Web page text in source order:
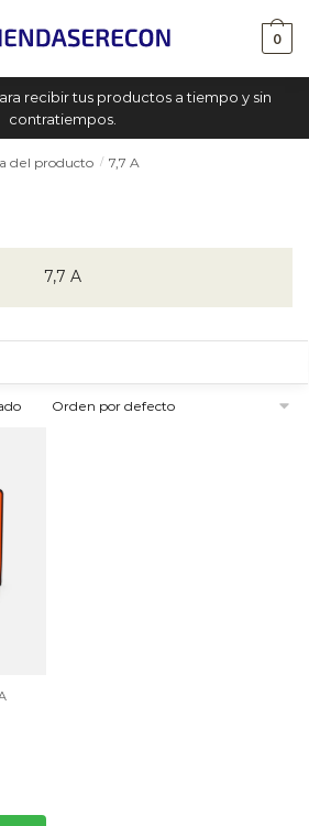
0
recibir tus productos a tiempo y sin
contratiempos.
del producto / 7,7 A
7,7 A